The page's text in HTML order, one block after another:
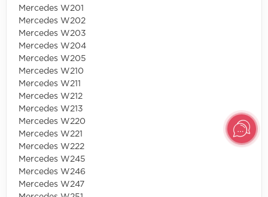
Mercedes W201
Mercedes W202
Mercedes W203
Mercedes W204
Mercedes W205
Mercedes W210
Mercedes W211
Mercedes W212
Mercedes W213
Mercedes W220
Mercedes W221
Mercedes W222
Mercedes W245
Mercedes W246
Mercedes W247